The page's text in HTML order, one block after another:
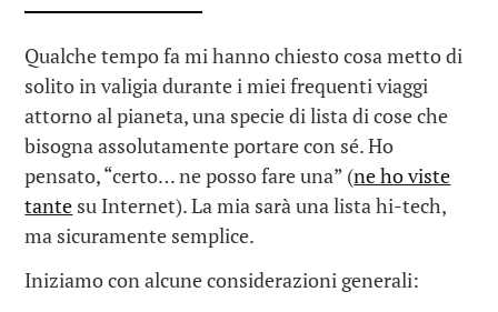
Qualche tempo fa mi hanno chiesto cosa metto di
solito in valigia durante i miei frequenti viaggi
attorno al pianeta, una specie di lista di cose che
bisogna assolutamente portare con sé. Ho
pensato, “certo… ne posso fare una” (ne ho viste
tante su Internet). La mia sarà una lista hi-tech,
ma sicuramente semplice.
Iniziamo con alcune considerazioni generali: